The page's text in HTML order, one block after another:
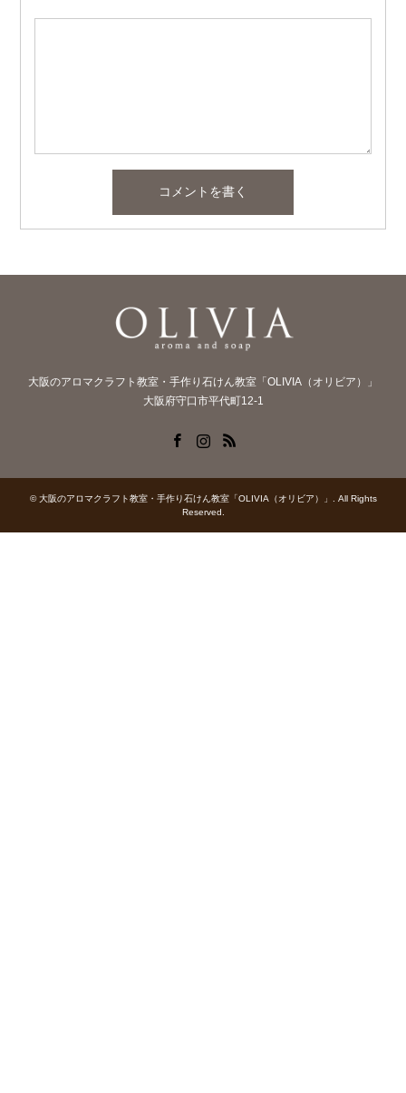
大阪のアロマクラフト教室・手作り石けん教室「OLIVIA（オリビア）」
大阪府守口市平代町12-1
©大阪のアロマクラフト教室・手作り石けん教室「OLIVIA（オリビア）」
. All Rights
Reserved.